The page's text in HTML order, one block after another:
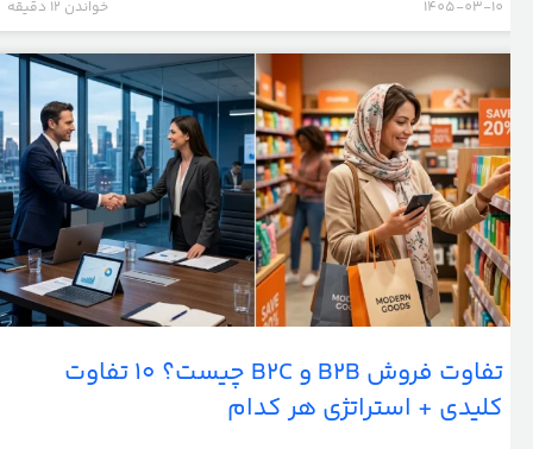
1405-03-10 خواندن 12 دقیقه
تفاوت فروش B2B و B2C چیست؟ ۱۰ تفاوت
کلیدی + استراتژی هر کدام